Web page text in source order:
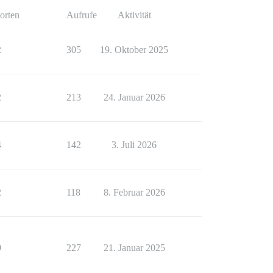
Aufrufe Aktivität
305 19. Oktober 2025
213 24. Januar 2026
142 3. Juli 2026
118 8. Februar 2026
227 21. Januar 2025